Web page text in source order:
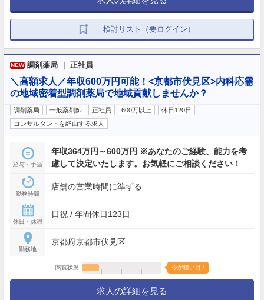
検討リスト（要ログイン）
NEW 調剤薬局 ｜ 正社員
＼高額求人／年収600万円可能！<京都市伏見区>内科応需
の地域密着型調剤薬局で地域貢献しませんか？
調剤薬局 一般薬剤師 正社員 600万以上
休日120日
コンサルタントを経由する求人
給与・手当
年収364万円～600万円 ※あなたのご経験、能力を考
慮して決定いたします。お気軽にご相談ください！
勤務時間
店舗の営業時間に準ずる
休日・休暇
日祝 / 年間休日123日
勤務地
京都府京都市伏見区
閲覧状況 今が狙い目！
求人の詳細を見る